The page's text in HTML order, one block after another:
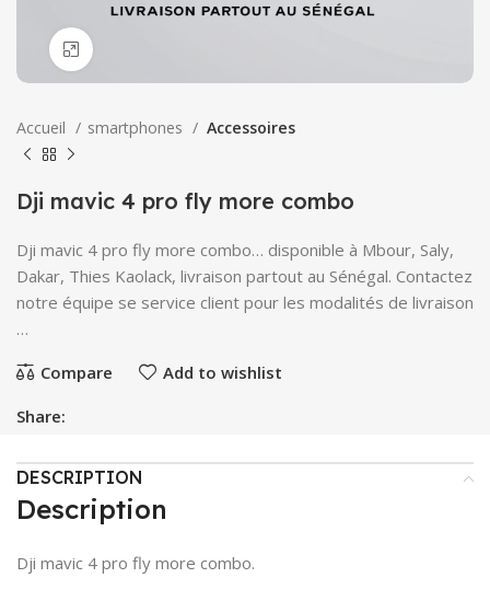
Accueil smartphones Accessoires
Dji mavic 4 pro fly more combo
Dji mavic 4 pro fly more combo… disponible à Mbour, Saly,
Dakar, Thies Kaolack, livraison partout au Sénégal. Contactez
notre équipe se service client pour les modalités de livraison
…
Compare
Add to wishlist
Share:
DESCRIPTION
Description
Dji mavic 4 pro fly more combo.